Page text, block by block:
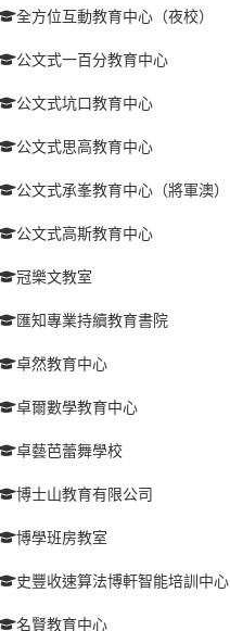
全方位互動教育中心（夜校）
公文式一百分教育中心
公文式坑口教育中心
公文式思高教育中心
公文式承峯教育中心（將軍澳）
公文式高斯教育中心
冠樂文教室
匯知專業持續教育書院
卓然教育中心
卓爾數學教育中心
卓藝芭蕾舞學校
博士山教育有限公司
博學班房教室
史豐收速算法博軒智能培訓中心
名賢教育中心